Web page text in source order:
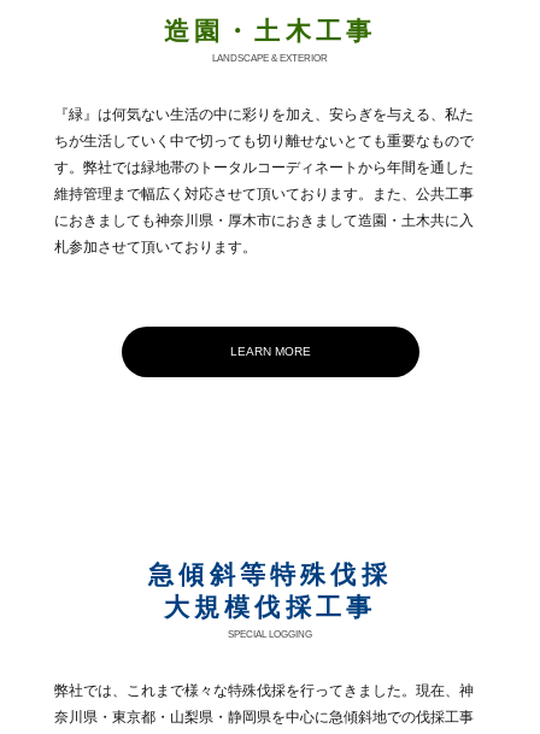
造園・土木工事
LANDSCAPE & EXTERIOR
『緑』は何気ない生活の中に彩りを加え、安らぎを与える、私た
ちが生活していく中で切っても切り離せないとても重要なもので
す。弊社では緑地帯のトータルコーディネートから年間を通した
維持管理まで幅広く対応させて頂いております。また、公共工事
におきましても神奈川県・厚木市におきまして造園・土木共に入
札参加させて頂いております。
LEARN MORE
急傾斜等特殊伐採
大規模伐採工事
SPECIAL LOGGING
弊社では、これまで様々な特殊伐採を行ってきました。現在、神
奈川県・東京都・山梨県・静岡県を中心に急傾斜地での伐採工事